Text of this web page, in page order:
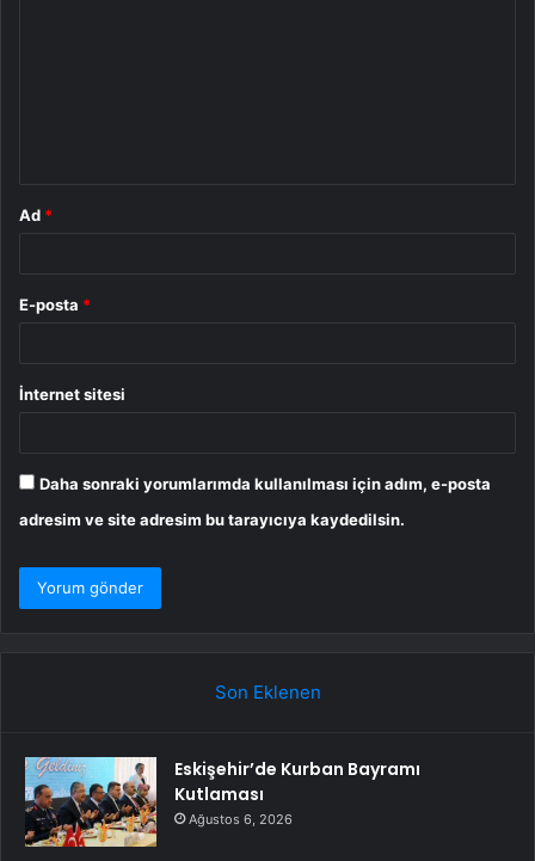
Ad *
E-posta *
İnternet sitesi
Daha sonraki yorumlarımda kullanılması için adım, e-posta
adresim ve site adresim bu tarayıcıya kaydedilsin.
Son Eklenen
Eskişehir’de Kurban Bayramı
Kutlaması
Ağustos 6, 2026